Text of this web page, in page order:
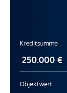
Kreditsumme
Objektwert